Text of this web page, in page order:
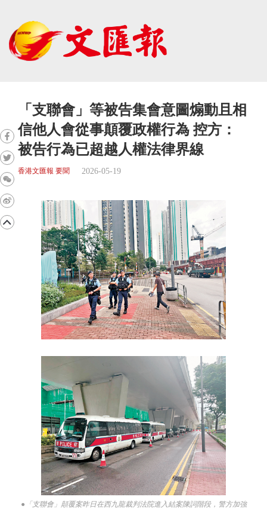
「支聯會」等被告集會意圖煽動且相
信他人會從事顛覆政權行為 控方：
被告行為已超越人權法律界線
香港文匯報 要聞 2026-05-19
●「支聯會」顛覆案昨日在西九龍裁判法院進入結案陳詞階段，警方加強